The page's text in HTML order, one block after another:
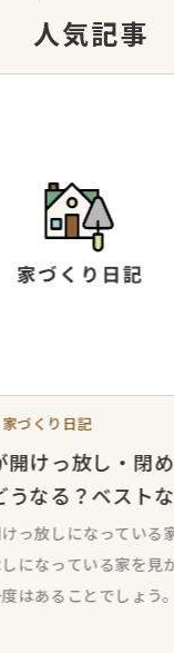
人気記事
家づくり日記
開けっ放し・閉
うなる？ベスト
っ放しになっている
になっている家を見
はあることでしょう